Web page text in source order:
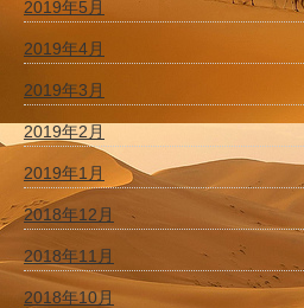
2019年5月
2019年4月
2019年3月
2019年2月
2019年1月
2018年12月
2018年11月
2018年10月